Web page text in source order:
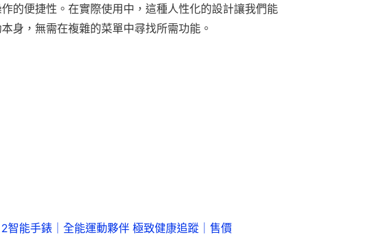
的便捷性。在實際使用中，這種人性化的設計讓我們能
身，無需在複雜的菜單中尋找所需功能。
智能手錶｜全能運動夥伴 極致健康追蹤｜售價